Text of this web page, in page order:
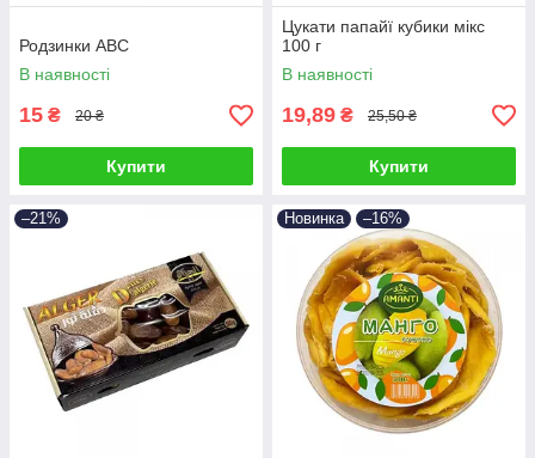
Родзинки АВС
В наявності
15 ₴ 20 ₴
Купити
Цукати папайї кубики мікс
100 г
В наявності
19,89 ₴ 25,50 ₴
Купити
–21% Новинка –16%